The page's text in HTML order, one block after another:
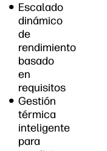
Escalado
dinámico
de
rendimiento
basado
en
requisitos
Gestión
térmica
inteligente
para